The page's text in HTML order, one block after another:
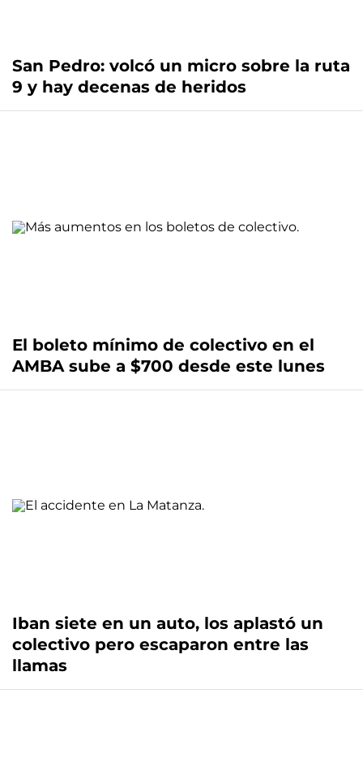
San Pedro: volcó un micro sobre la ruta
9 y hay decenas de heridos
El boleto mínimo de colectivo en el
AMBA sube a $700 desde este lunes
Iban siete en un auto, los aplastó un
colectivo pero escaparon entre las
llamas